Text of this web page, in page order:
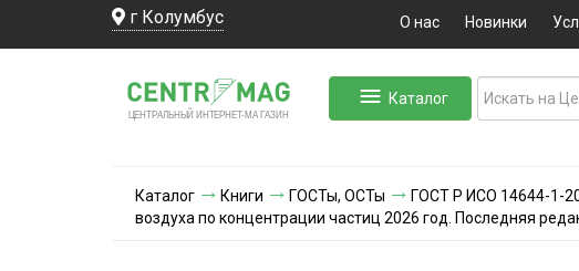
г Колумбус О нас Новинки
ЦЕНТРАЛЬНЫЙ ИНТЕРНЕТ-МА ГАЗИН
Каталог
Каталог Книги ГОСТы, ОСТы
ГОСТ Р ИСО 14644-1-
воздуха по концентрации частиц 2026 год. Последняя